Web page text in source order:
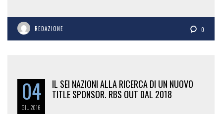
REDAZIONE 0
04
GIU2016
IL SEI NAZIONI ALLA RICERCA DI UN NUOVO
TITLE SPONSOR. RBS OUT DAL 2018